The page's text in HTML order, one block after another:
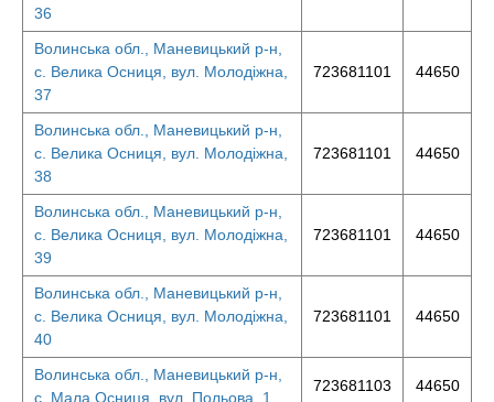
36
Волинська обл., Маневицький р-н,
с. Велика Осниця, вул. Молодіжна,
37
723681101 44650
Волинська обл., Маневицький р-н,
с. Велика Осниця, вул. Молодіжна,
38
723681101 44650
Волинська обл., Маневицький р-н,
с. Велика Осниця, вул. Молодіжна,
39
723681101 44650
Волинська обл., Маневицький р-н,
с. Велика Осниця, вул. Молодіжна,
40
723681101 44650
Волинська обл., Маневицький р-н,
с. Мала Осниця, вул. Польова, 1
723681103 44650